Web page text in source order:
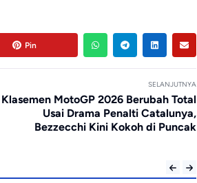
Pin
SELANJUTNYA
Klasemen MotoGP 2026 Berubah Total
Usai Drama Penalti Catalunya,
Bezzecchi Kini Kokoh di Puncak